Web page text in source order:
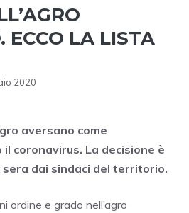
ECCO LA LISTA
2020
aversano come
coronavirus. La decisione è
dai sindaci del territorio.
ordine e grado nell’agro